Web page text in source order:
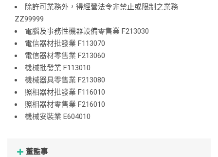
除許可業務外，得經營法令非禁止或限制之業務
ZZ99999
電腦及事務性機器設備零售業 F213030
電信器材批發業 F113070
電信器材零售業 F213060
機械批發業 F113010
機械器具零售業 F213080
照相器材批發業 F116010
照相器材零售業 F216010
機械安裝業 E604010
董監事